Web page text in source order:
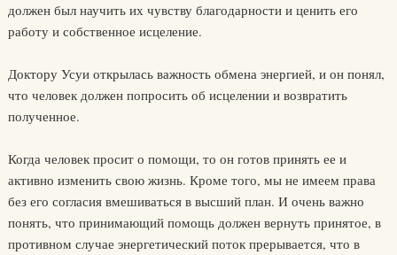
должен был научить их чувству благодарности и ценить его
работу и собственное исцеление.
Доктору Усуи открылась важность обмена энергией, и он понял,
что человек должен попросить об исцелении и возвратить
полученное.
Когда человек просит о помощи, то он готов принять ее и
активно изменить свою жизнь. Кроме того, мы не имеем права
без его согласия вмешиваться в высший план. И очень важно
понять, что принимающий помощь должен вернуть принятое, в
противном случае энергетический поток прерывается, что в